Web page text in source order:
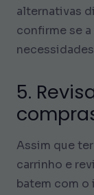
alternativas
confirme se
5.
Assim que
carrinho e
batem com o